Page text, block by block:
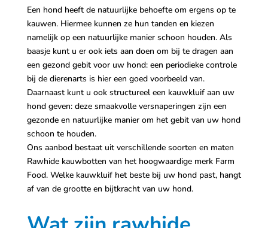
Een hond heeft de natuurlijke behoefte om ergens op te
kauwen. Hiermee kunnen ze hun tanden en kiezen
namelijk op een natuurlijke manier schoon houden. Als
baasje kunt u er ook iets aan doen om bij te dragen aan
een gezond gebit voor uw hond: een periodieke controle
bij de dierenarts is hier een goed voorbeeld van.
Daarnaast kunt u ook structureel een kauwkluif aan uw
hond geven: deze smaakvolle versnaperingen zijn een
gezonde en natuurlijke manier om het gebit van uw hond
schoon te houden.
Ons aanbod bestaat uit verschillende soorten en maten
Rawhide kauwbotten van het hoogwaardige merk Farm
Food. Welke kauwkluif het beste bij uw hond past, hangt
af van de grootte en bijtkracht van uw hond.